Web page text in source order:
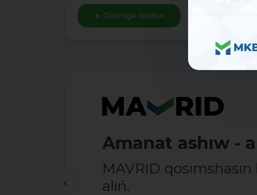
Dizimge qaytıw
Amanat ashıw -
MAVRID
alıń.